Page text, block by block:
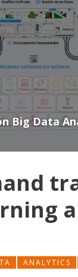
Big Data
ANALYTICS